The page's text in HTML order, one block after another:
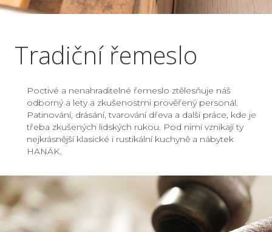
Tradiční řemeslo
Poctivé a nenahraditelné řemeslo ztělesňuje náš
odborný a lety a zkušenostmi prověřený personál.
Patinování, drásání, tvarování dřeva a další práce, kde je
třeba zkušených lidských rukou. Pod nimi vznikají ty
nejkrásnější klasické i rustikální kuchyně a nábytek
HANÁK.